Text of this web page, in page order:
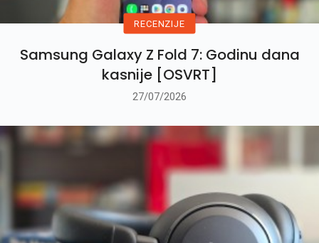
RECENZIJE
Samsung Galaxy Z Fold 7: Godinu dana
kasnije [OSVRT]
27/07/2026